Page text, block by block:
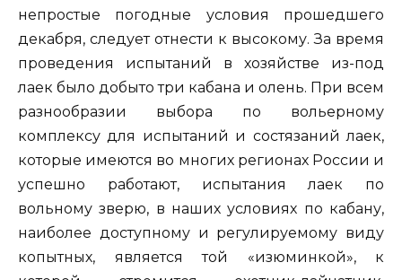
непростые погодные условия прошедшего
декабря, следует отнести к высокому. За время
проведения испытаний в хозяйстве из-под
лаек было добыто три кабана и олень. При всем
разнообразии выбора по вольерному
комплексу для испытаний и состязаний лаек,
которые имеются во многих регионах России и
успешно работают, испытания лаек по
вольному зверю, в наших условиях по кабану,
наиболее доступному и регулируемому виду
копытных, является той «изюминкой», к